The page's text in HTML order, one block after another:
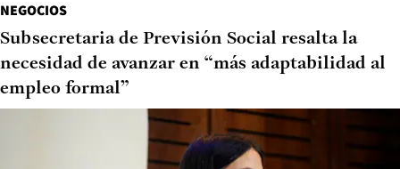
NEGOCIOS
Subsecretaria de Previsión Social resalta la
necesidad de avanzar en “más adaptabilidad al
empleo formal”